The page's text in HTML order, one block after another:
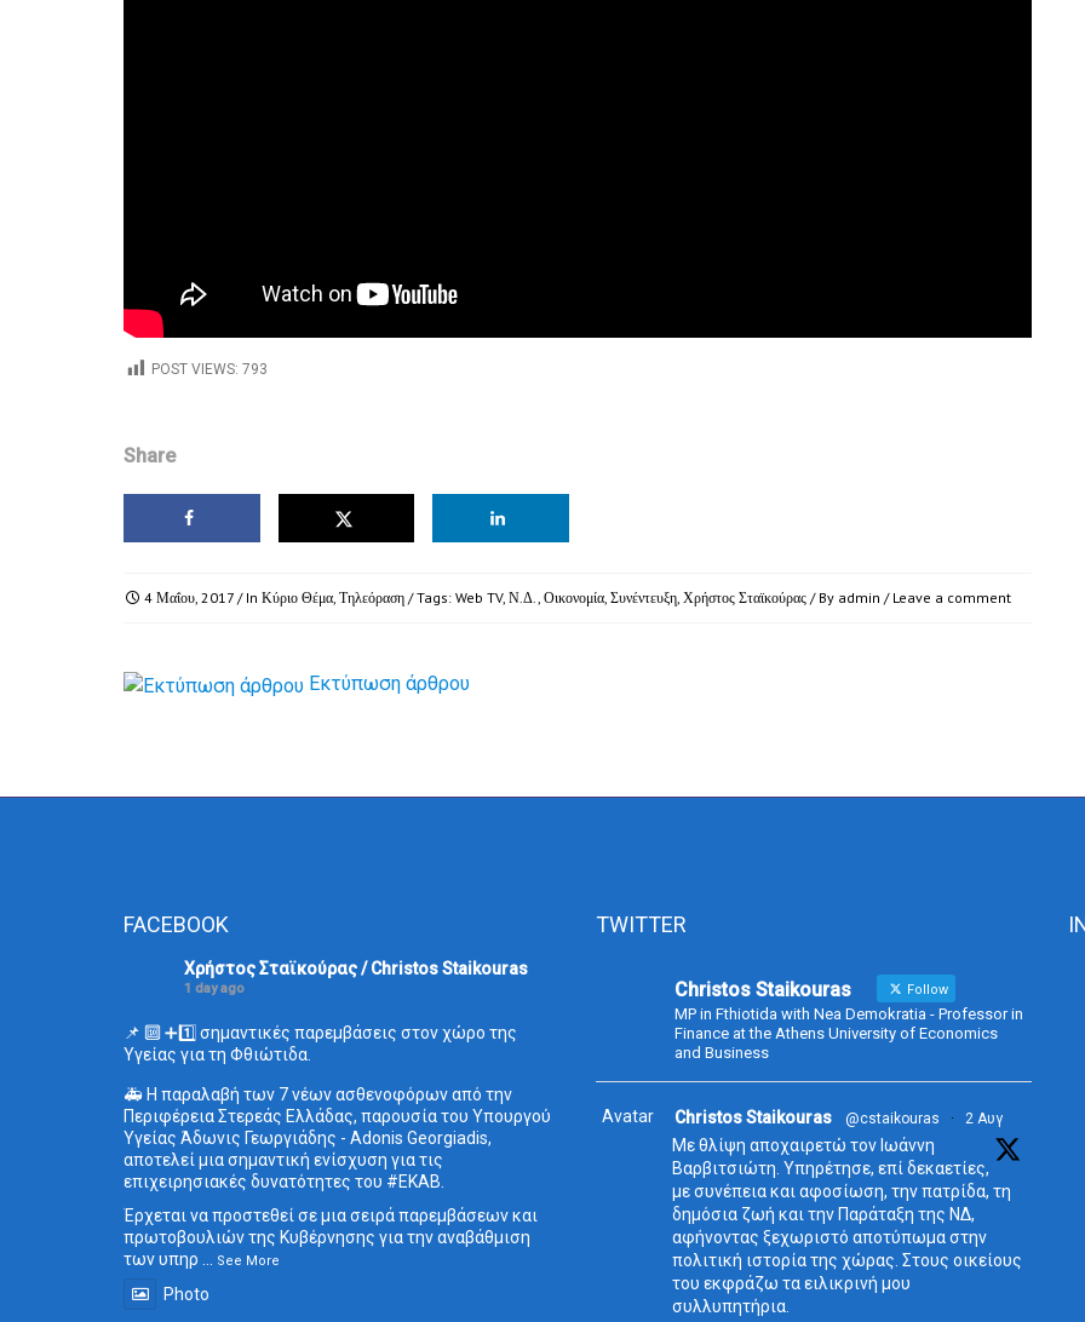
POST VIEWS: 793
Share
4 Μαΐου, 2017 / In Κύριο Θέμα, Τηλεόραση / Tags: Web TV, Ν.Δ., Οικονομία, Συνέντευξη, Χρήστος Σταϊκούρας / By admin / Leave a comment
Εκτύπωση άρθρου
FACEBOOK
Χρήστος Σταϊκούρας / Christos Staikouras
1 day ago
📌 🔟 ➕1️⃣ σημαντικές παρεμβάσεις στον χώρο της
Υγείας για τη Φθιώτιδα.
🚑 Η παραλαβή των 7 νέων ασθενοφόρων από την
Περιφέρεια Στερεάς Ελλάδας, παρουσία του Υπουργού
Υγείας Άδωνις Γεωργιάδης - Adonis Georgiadis,
αποτελεί μια σημαντική ενίσχυση για τις
επιχειρησιακές δυνατότητες του #ΕΚΑΒ
Έρχεται να προστεθεί σε μια σειρά παρεμβάσεων και
πρωτοβουλιών της Κυβέρνησης για την αναβάθμιση
των υπηρ
See More
Photo
TWITTER
Christos Staikouras Follow
MP in Fthiotida with Nea Demokratia - Professor in
Finance at the Athens University of Economics
and Business
Avatar Christos Staikouras @cstaikouras · 2 Αυγ
Με θλίψη αποχαιρετώ τον Ιωάννη
Βαρβιτσιώτη. Υπηρέτησε, επί δεκαετίες,
με συνέπεια και αφοσίωση, την πατρίδα, τη
δημόσια ζωή και την Παράταξη της ΝΔ,
αφήνοντας ξεχωριστό αποτύπωμα στην
πολιτική ιστορία της χώρας. Στους οικείους
του εκφράζω τα ειλικρινή μου
συλλυπητήρια.